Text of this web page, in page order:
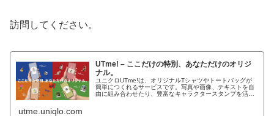
訪問してください。
UTme! – ここだけの特別、あなただけのオリジ
ナル。
ユニクロUTme!は、オリジナルTシャツやトートバッグが
簡単につくれるサービスです。写真や画像、テキストを自
由に組み合わせたり、豊富なキャラクタースタンプを活用
utme.uniqlo.com